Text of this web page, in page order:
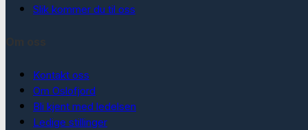
Slik kommer du til oss
Kontakt oss
Om Oslofjord
Bli kjent med ledelsen
Ledige stillinger